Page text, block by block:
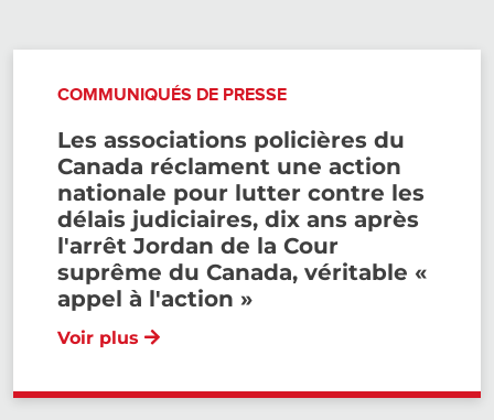
COMMUNIQUÉS DE PRESSE
Les associations policières du
Canada réclament une action
nationale pour lutter contre les
délais judiciaires, dix ans après
l'arrêt Jordan de la Cour
suprême du Canada, véritable «
appel à l'action »
Voir plus